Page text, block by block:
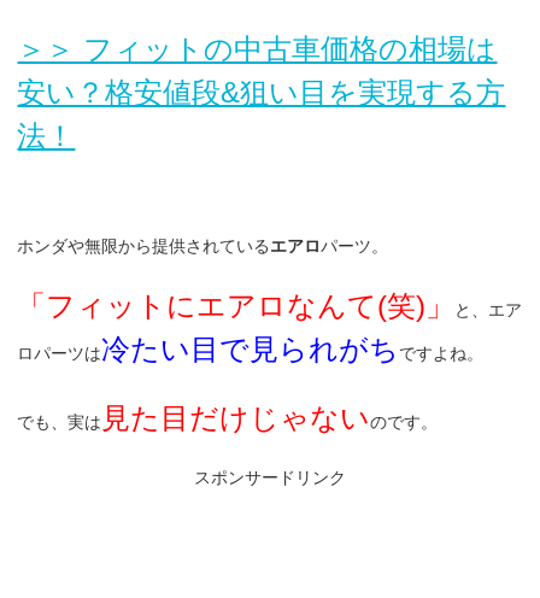
＞＞ フィットの中古車価格の相場は
安い？格安値段&狙い目を実現する方
法！
ホンダや無限から提供されているエアロパーツ。
「フィットにエアロなんて(笑)」 と、エア
ロパーツは冷たい目で見られがち ですよね。
でも、実は 見た目だけじゃないのです。
スポンサードリンク